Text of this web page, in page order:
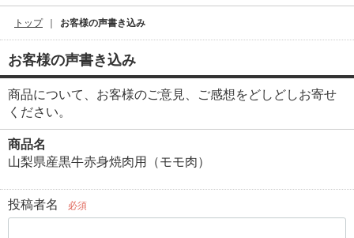
トップ お客様の声書き込み
お客様の声書き込み
商品について、お客様のご意見、ご感想をどしどしお寄せ
ください。
商品名
山梨県産黒牛赤身焼肉用（モモ肉）
投稿者名 必須